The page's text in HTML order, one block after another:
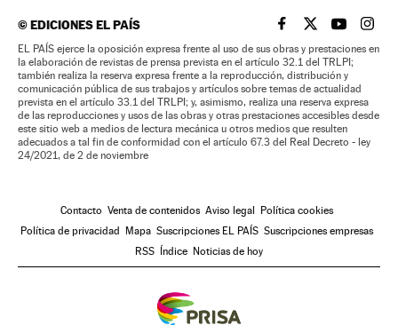
©EDICIONES EL PAÍS EL PAÍS BRASIL EN
EL PAÍSEL PAÍS
EL
EL PAÍS ejerce la oposición expresa frente al uso de sus obras y prestaciones en
la elaboración de revistas de prensa prevista en el artículo 32.1 del TRLPI;
también realiza la reserva expresa frente a la reproducción, distribución y
comunicación pública de sus trabajos y artículos sobre temas de actualidad
prevista en el artículo 33.1 del TRLPI; y, asimismo, realiza una reserva expresa
de las reproducciones y usos de las obras y otras prestaciones accesibles desde
este sitio web a medios de lectura mecánica u otros medios que resulten
adecuados a tal fin de conformidad con el artículo 67.3 del Real Decreto - ley
24/2021, de 2 de noviembre
Contacto Venta de contenidos Aviso legal
Política cookies
Política de privacidad
Mapa Suscripciones EL PAÍS Suscripciones empresas
RSS
Índice Noticias de hoy